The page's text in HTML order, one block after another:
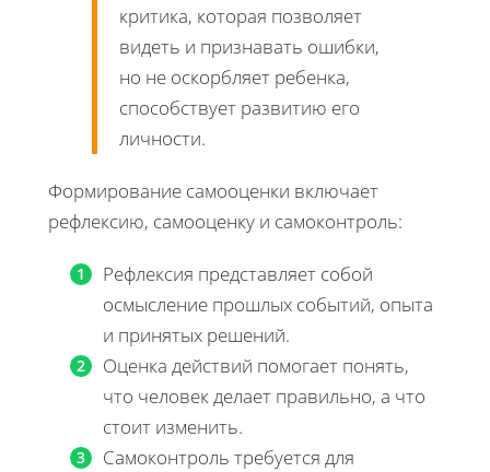
критика, которая позволяет
видеть и признавать ошибки,
но не оскорбляет ребенка,
способствует развитию его
личности.
Формирование самооценки включает
рефлексию, самооценку и самоконтроль:
Рефлексия представляет собой
осмысление прошлых событий, опыта
и принятых решений.
Оценка действий помогает понять,
что человек делает правильно, а что
стоит изменить.
Самоконтроль требуется для